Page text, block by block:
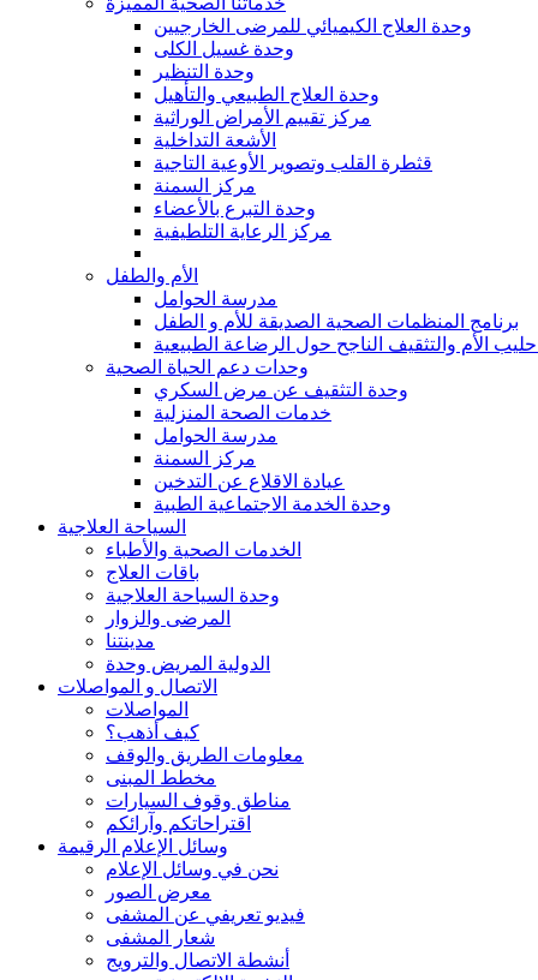
وحدة العلاج الكيميائي للمرضى الخارجيين
وحدة غسيل الكلى
وحدة التنظير
وحدة العلاج الطبيعي والتأهيل
مركز تقييم الأمراض الوراثية
الأشعة التداخلية
قثطرة القلب وتصوير الأوعية التاجية
مركز السمنة
وحدة التبرع بالأعضاء
مركز الرعاية التلطيفية
الأم والطفل
مدرسة الحوامل
برنامج المنظمات الصحية الصديقة للأم و الطفل
حليب الأم والتثقيف الناجح حول الرضاعة الطبيعية
وحدات دعم الحياة الصحية
وحدة التثقيف عن مرض السكري
خدمات الصحة المنزلية
مدرسة الحوامل
مركز السمنة
عيادة الاقلاع عن التدخين
وحدة الخدمة الاجتماعية الطبية
السياحة العلاجية
الخدمات الصحية والأطباء
باقات العلاج
وحدة السياحة العلاجية
المرضى والزوار
مدينتنا
الدولية المريض وحدة
الاتصال و المواصلات
المواصلات
كيف أذهب؟
معلومات الطريق والوقف
مخطط المبنى
مناطق وقوف السيارات
اقتراحاتكم وآرائكم
وسائل الإعلام الرقيمة
نحن في وسائل الإعلام
معرض الصور
فيديو تعريفي عن المشفى
شعار المشفى
أنشطة الاتصال والترويج